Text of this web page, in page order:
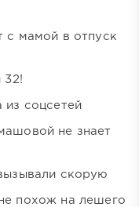
с мамой в отпуск
32!
соцсетей
не знает
скорую
похож на лешего